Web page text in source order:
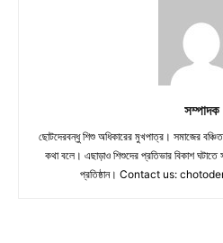
সম্পাদক
ছোটদেরবন্ধু শিশু অধিকারের মুখপাত্র। সমাজের
কথা বলে। এছাড়াও শিশুদের প্রতিভার বিকাশ
প্রতিষ্ঠান। Contact us: